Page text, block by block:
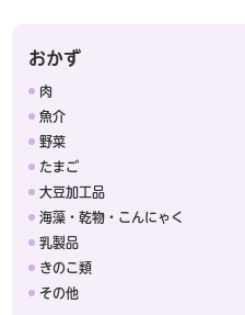
おかず
肉
魚介
野菜
たまご
大豆加工品
海藻・乾物・こんにゃく
乳製品
きのこ類
その他